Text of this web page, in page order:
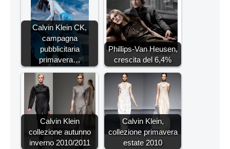
Calvin Klein CK,
campagna
pubblicitaria
primavera…
Phillips-Van Heusen,
crescita del 6,4%
Calvin Klein
collezione autunno
inverno 2010/2011
Calvin Klein,
collezione primavera
estate 2010